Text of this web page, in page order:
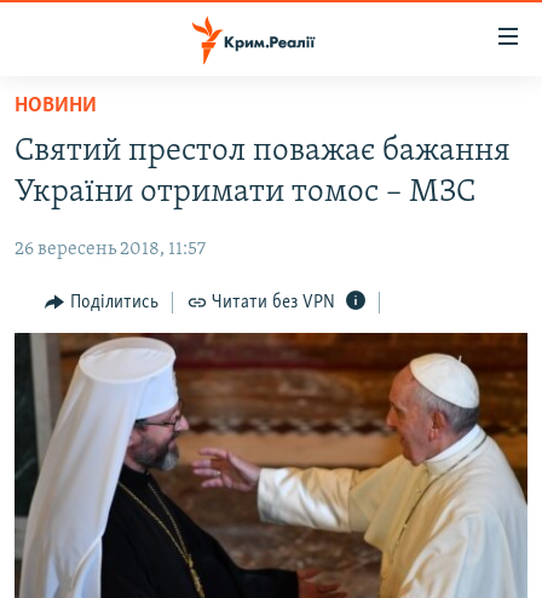
Перейти
основного
матеріалу
Перейти
до
навігації
Перейти
пошуку
ВІДЕО ТА ФОТО
ПОЛІТИКА
БЛОГИ
ПОГЛЯД
ІНТЕРВ'Ю
ВСЕ ЗА ДЕНЬ
СПЕЦПРОЕКТИ
ДЕПОРТАЦІЯ
ВІДЕОУРОКИ «ELIFBE»
ЯК ОБІЙТИ БЛОКУВАННЯ
Русский
НОВИНИ
Святий престол поважає бажання
України отримати томос – МЗС
26 вересень 2018, 11:57
Поділитись Читати без VPN